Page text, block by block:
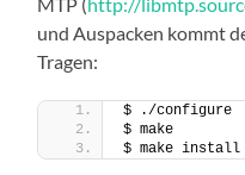
und Auspacken kommt
Tragen:
$ ./configure
$ make
$ make install